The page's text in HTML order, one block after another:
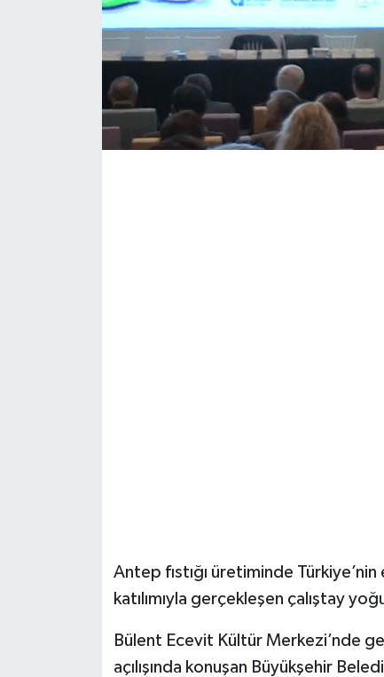
Antep fıstığı üretiminde
katılımıyla gerçekleşen çalıştay
Bülent Ecevit Kültür Merkezi’nde
açılışında konuşan Büyükşehir
Magazin
Öğle Bülteni